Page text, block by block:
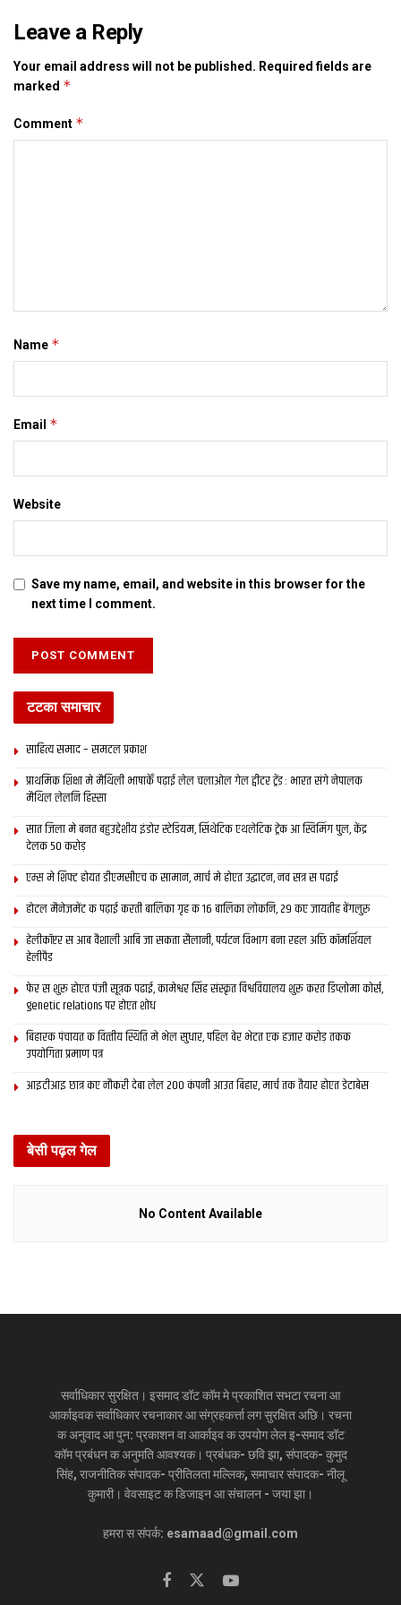
Leave a Reply
Your email address will not be published. Required fields are
marked *
Comment *
Name *
Email *
Website
Save my name, email, and website in this browser for the
next time I comment.
टटका समाचार
साहित्य समाद – समटल प्रकाश
प्राथमिक शि‍क्षा मे मैथि‍ली भाषाकेँ पढ़ाई लेल चलाओल गेल ट्वीटर ट्रेंड : भारत संगे नेपालक
मैथिल लेलनि हिस्सा
सात जिला मे बनत बहुउद्देशीय इंडोर स्‍टेडि‍यम, सिंथेटिक एथलेटिक ट्रेक आ स्विमिंग पुल, केंद्र
देलक 50 करोड़
एम्स मे शिफ्ट होयत डीएमसीएच क सामान, मार्च मे होएत उद्घाटन, नव सत्र स पढाई
होटल मैनेजमेंट क पढ़ाई करती बालिका गृह क 16 बालिका लोकनि, 29 कए जायतीह बेंगलुरु
हेलीकॉप्टर स आब वैशाली आबि जा सकता सैलानी, पर्यटन विभाग बना रहल अछि कॉमर्शियल
हेलीपैड
फेर स शुरू होएत पंजी सूत्रक पढाई, कामेश्वर सिंह संस्कृत विश्वविद्यालय शुरू करत डिप्लोमा कोर्स,
genetic relations पर होएत शोध
बिहारक पंचायत क वित्‍तीय स्थिति मे भेल सुधार, पहिल बेर भेटत एक हजार करोड़ तकक
उपयोगिता प्रमाण पत्र
आइटीआइ छात्र कए नौकरी देबा लेल 200 कंपनी आउत बिहार, मार्च तक तैयार होएत डेटाबेस
बेसी पढ़ल गेल
No Content Available
सर्वाधिकार सुरक्षित। इसमाद डॉट कॉम मे प्रकाशित सभटा रचना आ
आर्काइवक सर्वाधिकार रचनाकार आ संग्रहकर्त्ता लग सुरक्षित अछि। रचना
क अनुवाद आ पुन: प्रकाशन वा आर्काइव क उपयोग लेल इ-समाद डॉट
कॉम प्रबंधन क अनुमति आवश्यक। प्रबंधक- छवि झा, संपादक- कुमुद
सिंह, राजनीतिक संपादक- प्रीतिलता मल्लिक, समाचार संपादक- नीलू
कुमारी। वेवसाइट क डिजाइन आ संचालन - जया झा।
हमरा स संपर्क: esamaad@gmail.com